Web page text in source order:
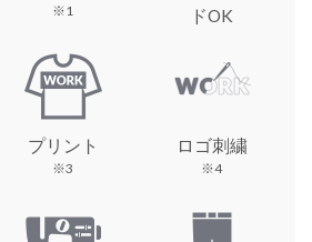
※1
ドOK
プリント
※3
ロゴ刺繍
※4